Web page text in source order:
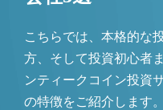
こちらでは、本格的な
方、そして投資初心者
ンティークコイン投資
の特徴をご紹介します。